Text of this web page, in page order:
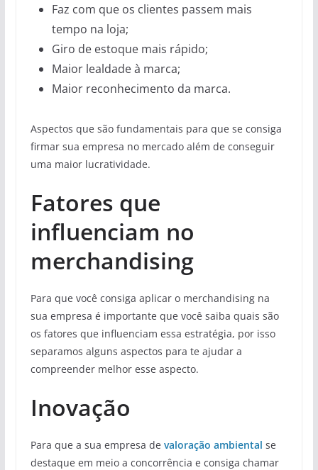
Faz com que os clientes passem mais
tempo na loja;
Giro de estoque mais rápido;
Maior lealdade à marca;
Maior reconhecimento da marca.
Aspectos que são fundamentais para que se consiga
firmar sua empresa no mercado além de conseguir
uma maior lucratividade.
Fatores que
influenciam no
merchandising
Para que você consiga aplicar o merchandising na
sua empresa é importante que você saiba quais são
os fatores que influenciam essa estratégia, por isso
separamos alguns aspectos para te ajudar a
compreender melhor esse aspecto.
Inovação
Para que a sua empresa de valoração ambiental se
destaque em meio a concorrência e consiga chamar